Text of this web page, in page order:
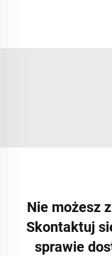
Nie możesz
Skontaktuj
sprawie